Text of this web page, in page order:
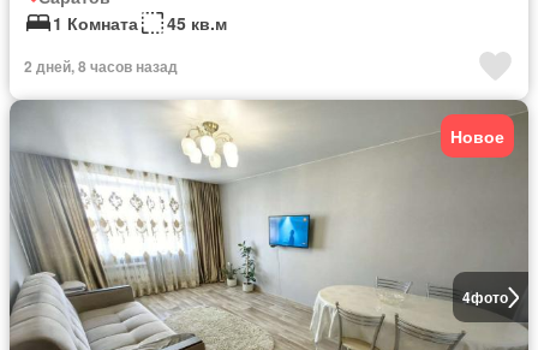
1 Комната
45 кв.м
2 дней, 8 часов назад
4фото
Новое